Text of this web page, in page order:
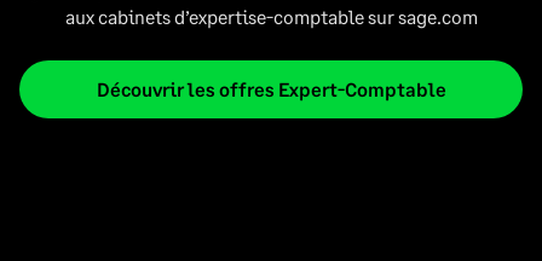
aux cabinets d’expertise-comptable sur sage.com
Découvrir les offres Expert-Comptable